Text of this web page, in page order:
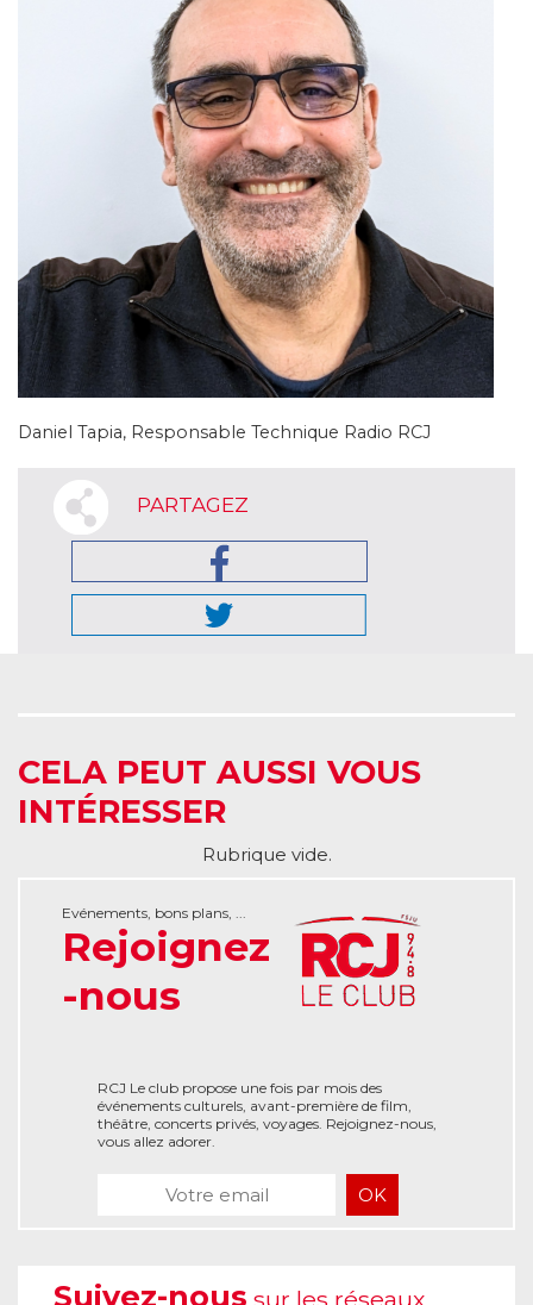
Daniel Tapia, Responsable Technique Radio RCJ
PARTAGEZ
CELA PEUT AUSSI VOUS
INTÉRESSER
Rubrique vide.
Evénements, bons plans, ...
Rejoignez
-nous
RCJ Le club propose une fois par mois des
événements culturels, avant-première de film,
théâtre, concerts privés, voyages. Rejoignez-nous,
vous allez adorer.
Suivez-nous sur les réseaux